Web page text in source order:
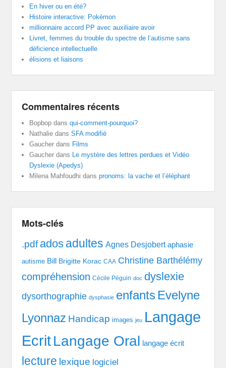
En hiver ou en été?
Histoire interactive: Pokémon
millionnaire accord PP avec auxiliaire avoir
Livret, femmes du trouble du spectre de l’autisme sans
déficience intellectuelle
élisions et liaisons
Commentaires récents
Bopbop dansqui-comment-pourquoi?
Nathalie dansSFA modifié
Gaucher dans Films
Gaucher dans
Le mystère des lettres perdues et Vidéo
Dyslexie (Apedys)
Milena Mahfoudhi danspronoms: la vache et l’éléphant
Mots-clés
.pdf ados adultes Agnes Desjobert aphasie
autisme Bill Brigitte Korac CAA Christine Barthélémy
compréhension Cécile Péguin doc dyslexie
dysorthographie dysphasie enfants Evelyne
Lyonnaz Handicap images jeu Langage
EcritLangage Oral langage écrit
lecture lexique logiciel